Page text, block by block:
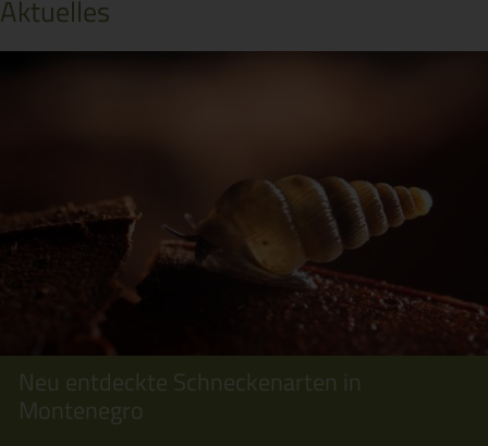
Aktuelles
Neu entdeckte Schneckenarten in
Montenegro